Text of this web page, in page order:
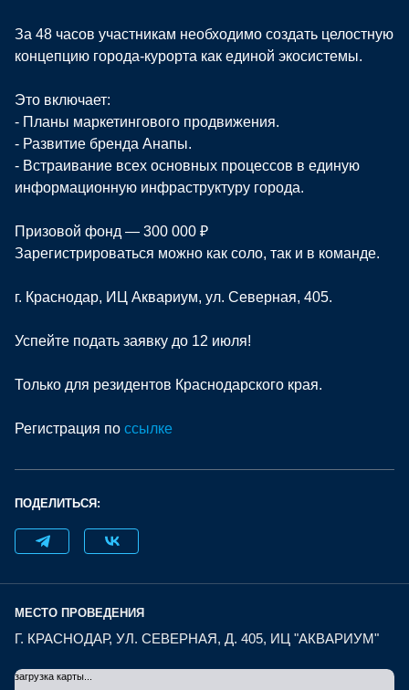
За 48 часов участникам необходимо создать целостную
концепцию города-курорта как единой экосистемы.
Это включает:
- Планы маркетингового продвижения.
- Развитие бренда Анапы.
- Встраивание всех основных процессов в единую
информационную инфраструктуру города.
Призовой фонд — 300 000 ₽
Зарегистрироваться можно как соло, так и в команде.
г. Краснодар, ИЦ Аквариум, ул. Северная, 405.
Успейте подать заявку до 12 июля!
Только для резидентов Краснодарского края.
Регистрация по ссылке
ПОДЕЛИТЬСЯ:
МЕСТО ПРОВЕДЕНИЯ
Г. КРАСНОДАР, УЛ. СЕВЕРНАЯ, Д. 405, ИЦ "АКВАРИУМ"
загрузка карты...